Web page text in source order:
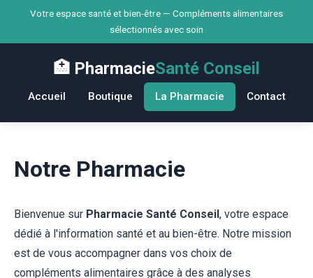
Votre espace santé et bien-être — Compléments alimentaires
sélectionnés avec soin
🏥 PharmacieSanté Conseil
Accueil Boutique La Pharmacie Contact
Notre Pharmacie
Bienvenue sur Pharmacie Santé Conseil, votre espace
dédié à l'information santé et au bien-être. Notre mission
est de vous accompagner dans vos choix de
compléments alimentaires grâce à des analyses